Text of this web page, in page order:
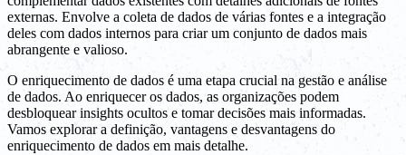
externas. Envolve a coleta de dados de várias fontes e a integração
deles com dados internos para criar um conjunto de dados mais
abrangente e valioso.
O enriquecimento de dados é uma etapa crucial na gestão e análise
de dados. Ao enriquecer os dados, as organizações podem
desbloquear insights ocultos e tomar decisões mais informadas.
Vamos explorar a definição, vantagens e desvantagens do
enriquecimento de dados em mais detalhe.